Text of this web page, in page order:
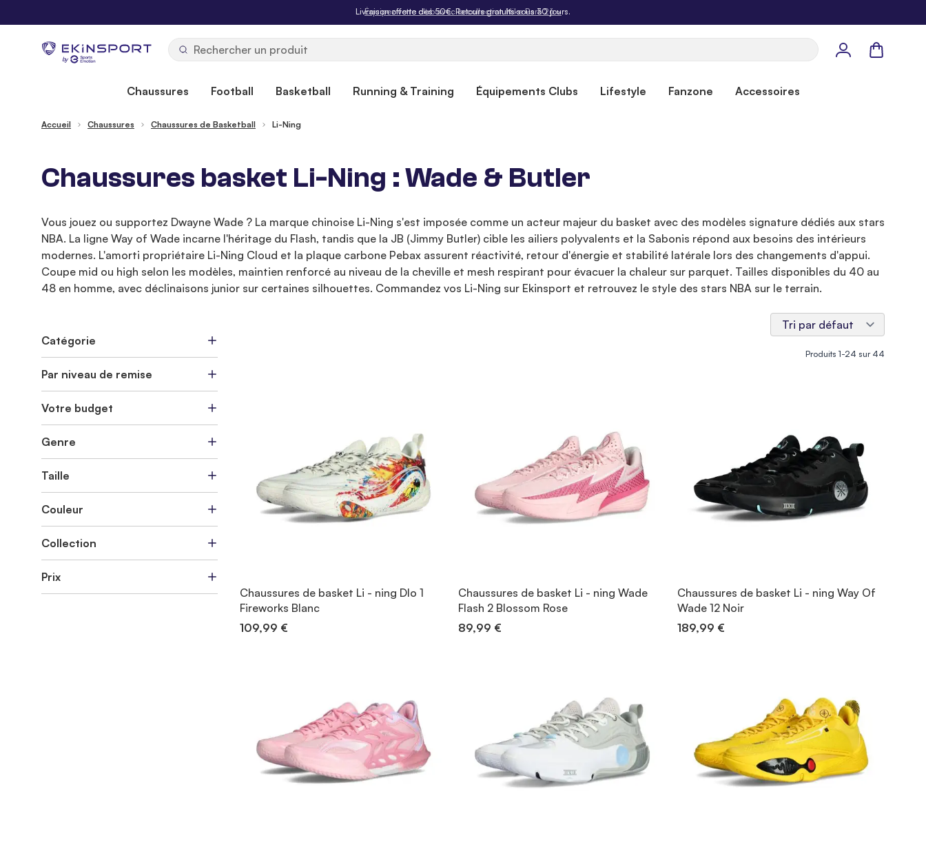
Livraison offerte dès 50€. Retours gratuits sous 30 jours.
by
Panier
Chaussures Football Basketball Running & Training Équipements Clubs Lifestyle Fanzone Accessoires
Accueil Chaussures Chaussures de Basketball Li-Ning
Chaussures basket Li-Ning : Wade & Butler
Vous jouez ou supportez Dwayne Wade ? La marque chinoise Li-Ning s'est imposée comme un acteur majeur du basket avec des modèles signature dédiés aux stars
NBA. La ligne Way of Wade incarne l'héritage du Flash, tandis que la JB (Jimmy Butler) cible les ailiers polyvalents et la Sabonis répond aux besoins des intérieurs
modernes. L'amorti propriétaire Li-Ning Cloud et la plaque carbone Pebax assurent réactivité, retour d'énergie et stabilité latérale lors des changements d'appui.
Coupe mid ou high selon les modèles, maintien renforcé au niveau de la cheville et mesh respirant pour évacuer la chaleur sur parquet. Tailles disponibles du 40 au
48 en homme, avec déclinaisons junior sur certaines silhouettes. Commandez vos Li-Ning sur Ekinsport et retrouvez le style des stars NBA sur le terrain.
Produits 1-24 sur 44
Chaussures de basket Li - ning Dlo 1
Fireworks Blanc
109,99 €
Chaussures de basket Li - ning Wade
Flash 2 Blossom Rose
89,99 €
Chaussures de basket Li - ning Way Of
Wade 12 Noir
189,99 €
Catégorie
Par niveau de remise
Votre budget
Genre
Taille
Couleur
Collection
Prix